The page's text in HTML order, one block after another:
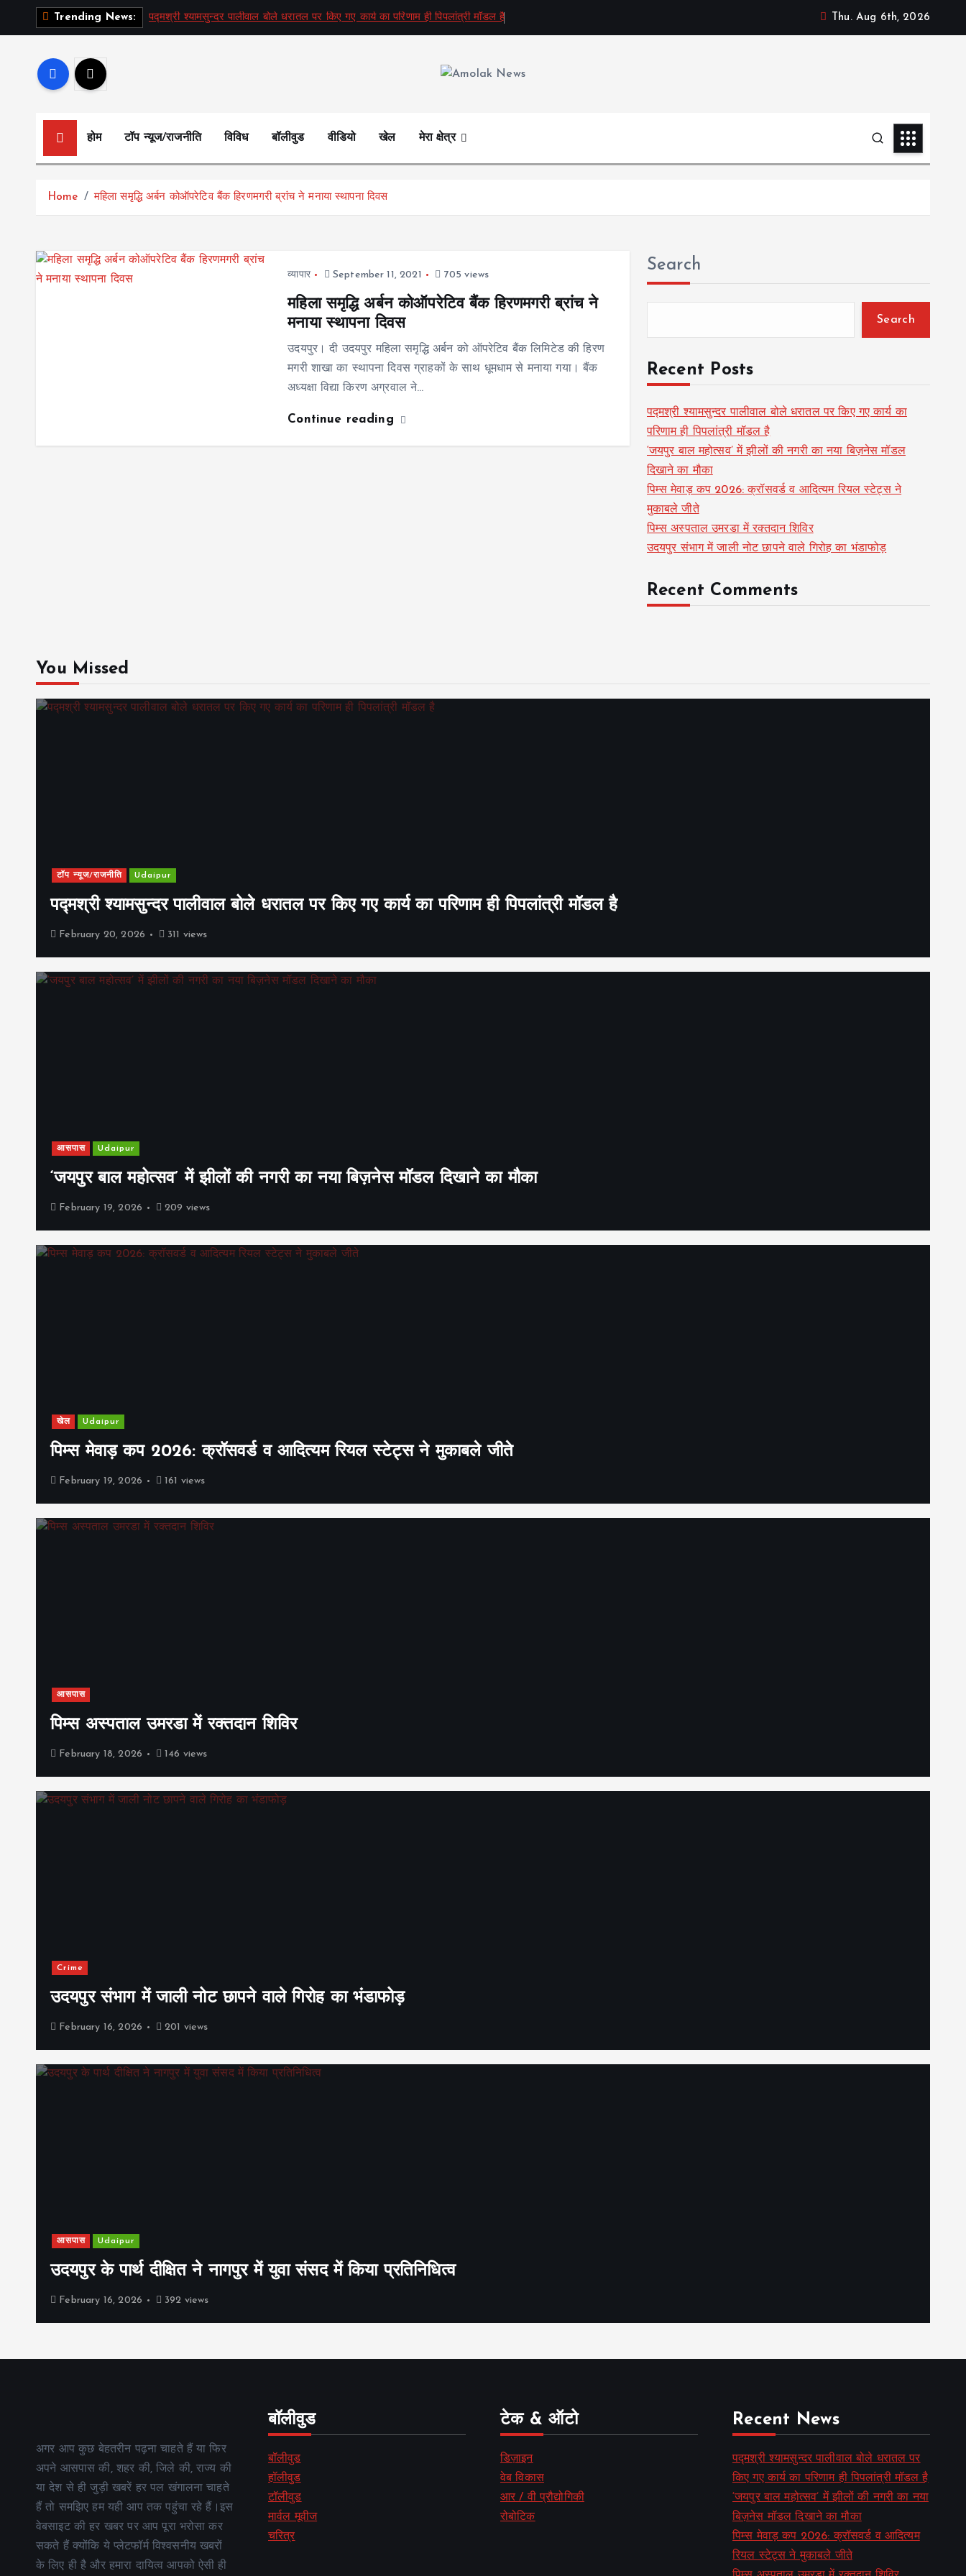
Trending News: पद्मश्री श्यामसुन्दर पालीवाल बोले धरातल पर किए गए कार्य का परिणाम ही पिपलांत्री मॉडल है Thu. Aug 6th, 2026
होम टॉप न्यूज/राजनीति विविध बॉलीवुड वीडियो खेल मेरा क्षेत्र
Home महिला समृद्धि अर्बन कोऑपरेटिव बैंक हिरणमगरी ब्रांच ने मनाया स्थापना दिवस
व्यापार September 11, 2021 705 views
महिला समृद्धि अर्बन कोऑपरेटिव बैंक हिरणमगरी ब्रांच ने
मनाया स्थापना दिवस
उदयपुर। दी उदयपुर महिला समृद्धि अर्बन को ऑपरेटिव बैंक लिमिटेड की हिरण
मगरी शाखा का स्थापना दिवस ग्राहकों के साथ धूमधाम से मनाया गया। बैंक
अध्यक्षा विद्या किरण अग्रवाल ने…
Continue reading
Search
Search
Recent Posts
पद्मश्री श्यामसुन्दर पालीवाल बोले धरातल पर किए गए कार्य का
परिणाम ही पिपलांत्री मॉडल है
‘जयपुर बाल महोत्सव’ में झीलों की नगरी का नया बिज़नेस मॉडल
दिखाने का मौका
पिम्स मेवाड़ कप 2026: क्रॉसवर्ड व आदित्यम रियल स्टेट्स ने
मुकाबले जीते
पिम्स अस्पताल उमरडा में रक्तदान शिविर
उदयपुर संभाग में जाली नोट छापने वाले गिरोह का भंडाफोड़
Recent Comments
You Missed
टॉप न्यूज/राजनीति Udaipur
पद्मश्री श्यामसुन्दर पालीवाल बोले धरातल पर किए गए कार्य का परिणाम ही पिपलांत्री मॉडल है
February 20, 2026 311 views
आसपास Udaipur
‘जयपुर बाल महोत्सव’ में झीलों की नगरी का नया बिज़नेस मॉडल दिखाने का मौका
February 19, 2026 209 views
खेल Udaipur
पिम्स मेवाड़ कप 2026: क्रॉसवर्ड व आदित्यम रियल स्टेट्स ने मुकाबले जीते
February 19, 2026 161 views
आसपास
पिम्स अस्पताल उमरडा में रक्तदान शिविर
February 18, 2026 146 views
Crime
उदयपुर संभाग में जाली नोट छापने वाले गिरोह का भंडाफोड़
February 16, 2026 201 views
आसपास Udaipur
उदयपुर के पार्थ दीक्षित ने नागपुर में युवा संसद में किया प्रतिनिधित्व
February 16, 2026 392 views
अगर आप कुछ बेहतरीन पढ़ना चाहते हैं या फिर
अपने आसपास की, शहर की, जिले की, राज्य की
या देश से ही जुड़ी खबरें हर पल खंगालना चाहते
हैं तो समझिए हम यही आप तक पहुंचा रहे हैं।इस
वेबसाइट की हर खबर पर आप पूरा भरोसा कर
सकते हैं क्योंकि ये प्लेटफॉर्म विश्वसनीय खबरों
के लिए ही है और हमारा दायित्व आपको ऐसी ही
बॉलीवुड
बॉलीवुड
हॉलीवुड
टॉलीवुड
मार्वल मूवीज
चरित्र
टेक & ऑटो
डिज़ाइन
वेब विकास
आर / वी प्रौद्योगिकी
रोबोटिक
Recent News
पद्मश्री श्यामसुन्दर पालीवाल बोले धरातल पर
किए गए कार्य का परिणाम ही पिपलांत्री मॉडल है
‘जयपुर बाल महोत्सव’ में झीलों की नगरी का नया
बिज़नेस मॉडल दिखाने का मौका
पिम्स मेवाड़ कप 2026: क्रॉसवर्ड व आदित्यम
रियल स्टेट्स ने मुकाबले जीते